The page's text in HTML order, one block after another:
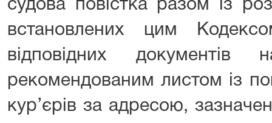
судова повістка разом із
встановлених цим
відповідних документів
рекомендованим листом із
кур’єрів за адресою,